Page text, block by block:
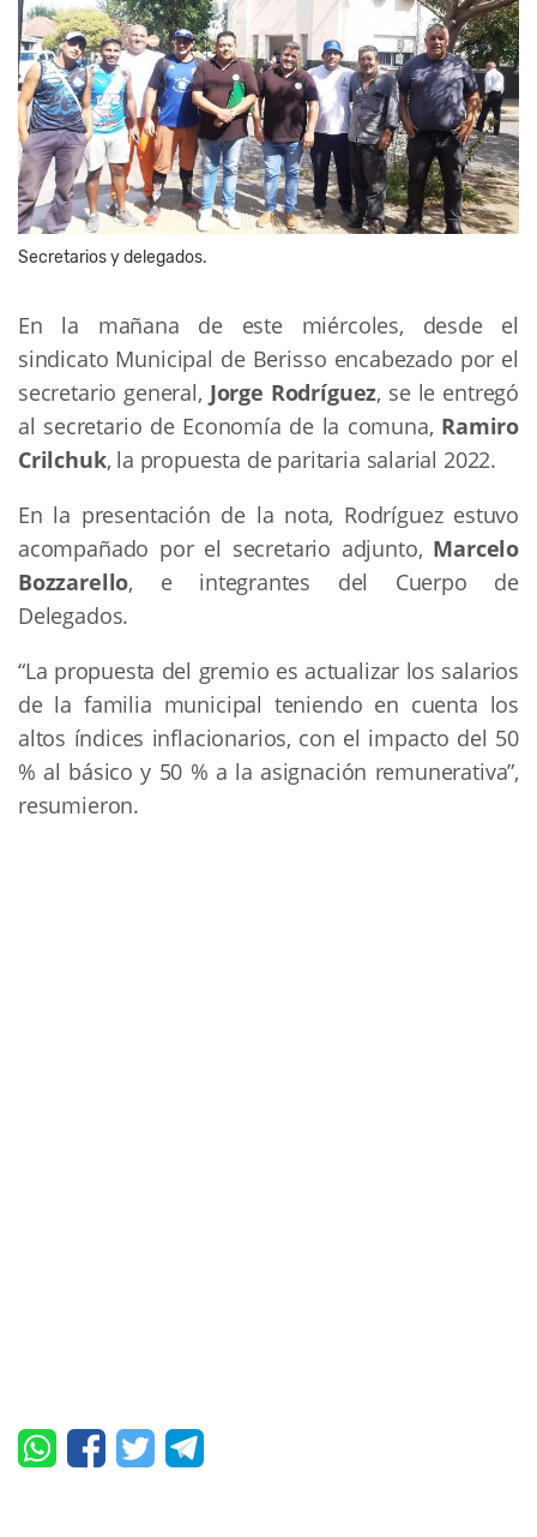
Secretarios y delegados.
En la mañana de este miércoles, desde el
sindicato Municipal de Berisso encabezado por el
secretario general, Jorge Rodríguez, se le entregó
al secretario de Economía de la comuna, Ramiro
Crilchuk, la propuesta de paritaria salarial 2022.
En la presentación de la nota, Rodríguez estuvo
acompañado por el secretario adjunto, Marcelo
Bozzarello, e integrantes del Cuerpo de
Delegados.
“La propuesta del gremio es actualizar los salarios
de la familia municipal teniendo en cuenta los
altos índices inflacionarios, con el impacto del 50
% al básico y 50 % a la asignación remunerativa”,
resumieron.